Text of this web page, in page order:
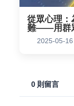
從眾心理：
難——用群
2025-05-16
0 則留言